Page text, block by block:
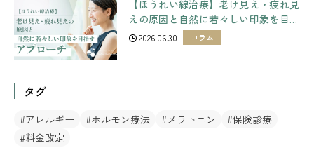
【ほうれい線治療】老け見え・疲れ見
えの原因と自然に若々しい印象を目指
すアプローチ
2026.06.30 コラム
タグ
アレルギー ホルモン療法 メラトニン
保険診療
料金改定